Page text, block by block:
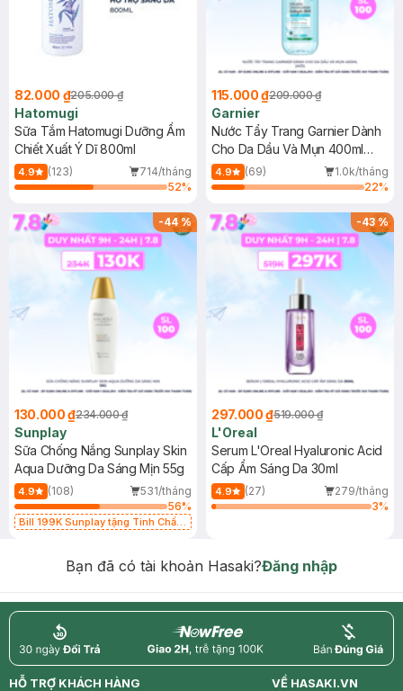
82.000 ₫205.000 ₫
Hatomugi
Sữa Tắm Hatomugi Dưỡng Ẩm
Chiết Xuất Ý Dĩ 800ml
4.9 (123)
714/tháng
52%
115.000 ₫209.000 ₫
Garnier
Nước Tẩy Trang Garnier Dành
Cho Da Dầu Và Mụn 400ml
(Mới)
4.9 (69)
1.0k/tháng
22%
-44%
130.000 ₫234.000 ₫
Sunplay
Sữa Chống Nắng Sunplay Skin
Aqua Dưỡng Da Sáng Mịn 55g
4.9 (108)
531/tháng
56%
Bill 199K Sunplay tặng Tinh Chất
-43%
297.000 ₫519.000 ₫
L'Oreal
Serum L'Oreal Hyaluronic Acid
Cấp Ẩm Sáng Da 30ml
4.9 (27)
279/tháng
3%
Bạn đã có tài khoản Hasaki?Đăng nhập
return nowfree price
HỖ TRỢ KHÁCH HÀNG
VỀ HASAKI.VN